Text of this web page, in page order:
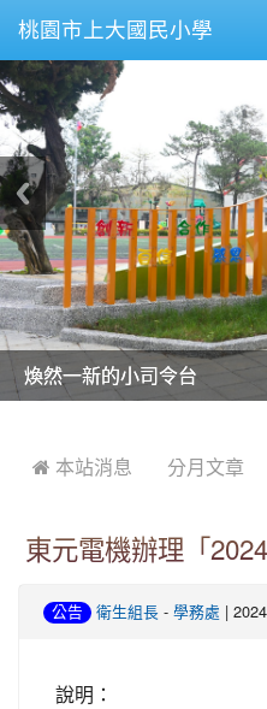
桃園市上大國民小學
美麗的操場是我們活力的來源
美麗的操場是我們活力的來源
煥然一新的小司令台
煥然一新的小司令台
富含桃園埤塘田園風光意象
富含桃園埤塘田園風光意象
嶄新的中庭廣場
嶄新的中庭廣場
水生池生生不息
水生池生生不息
 本站消息 分月文章
東元電機辦理「
公告 衛生組長 - 學務處 |
說明：